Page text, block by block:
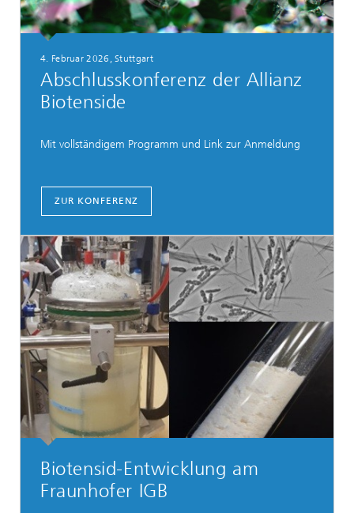
4. Februar 2026, Stuttgart
Abschlusskonferenz der Allianz
Biotenside
Mit vollständigem Programm und Link zur Anmeldung
ZUR KONFERENZ
Biotensid-Entwicklung am
Fraunhofer IGB